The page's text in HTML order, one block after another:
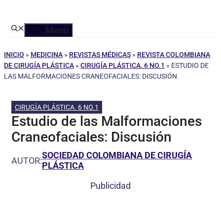
Menú
INICIO » MEDICINA » REVISTAS MÉDICAS » REVISTA COLOMBIANA
DE CIRUGÍA PLÁSTICA » CIRUGÍA PLÁSTICA. 6 NO.1 » ESTUDIO DE
LAS MALFORMACIONES CRANEOFACIALES: DISCUSIÓN
CIRUGÍA PLÁSTICA. 6 NO.1
Estudio de las Malformaciones
Craneofaciales: Discusión
AUTOR:SOCIEDAD COLOMBIANA DE CIRUGÍA
PLÁSTICA
Publicidad